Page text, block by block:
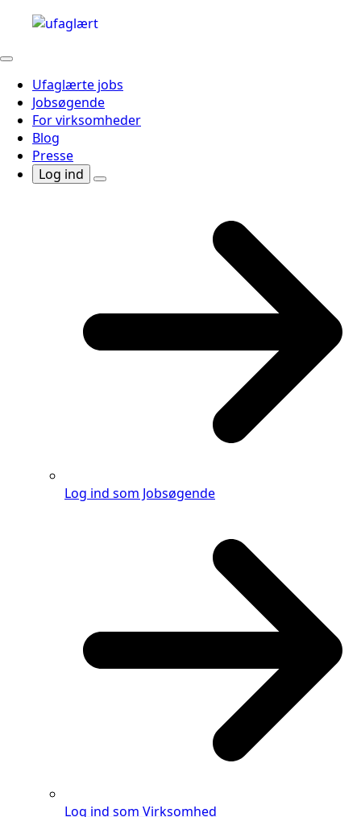
Ufaglærte jobs
Jobsøgende
For virksomheder
Blog
Presse
Log ind
Log ind som Jobsøgende
Log ind som Virksomhed